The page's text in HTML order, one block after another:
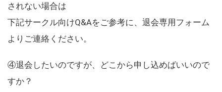
されない場合は
下記サークル向けQ&Aをご参考に、退会専用フォーム
よりご連絡ください。
④退会したいのですが、どこから申し込めばいいので
すか？